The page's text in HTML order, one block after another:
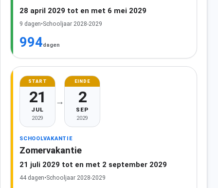
28 april 2029 tot en met 6 mei 2029
9 dagen•Schooljaar 2028-2029
994dagen
START
21
JUL
2029
→
EINDE
2
SEP
2029
SCHOOLVAKANTIE
Zomervakantie
21 juli 2029 tot en met 2 september 2029
44 dagen•Schooljaar 2028-2029